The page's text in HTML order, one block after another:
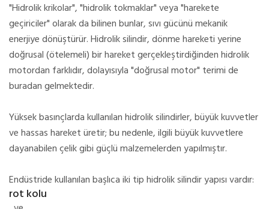
"Hidrolik krikolar", "hidrolik tokmaklar" veya "harekete
geçiriciler" olarak da bilinen bunlar, sıvı gücünü mekanik
enerjiye dönüştürür.Hidrolik silindir, dönme hareketi yerine
doğrusal (ötelemeli) bir hareket gerçekleştirdiğinden hidrolik
motordan farklıdır, dolayısıyla "doğrusal motor" terimi de
buradan gelmektedir.
Yüksek basınçlarda kullanılan hidrolik silindirler, büyük kuvvetler
ve hassas hareket üretir;bu nedenle, ilgili büyük kuvvetlere
dayanabilen çelik gibi güçlü malzemelerden yapılmıştır.
Endüstride kullanılan başlıca iki tip hidrolik silindir yapısı vardır:
rot kolu